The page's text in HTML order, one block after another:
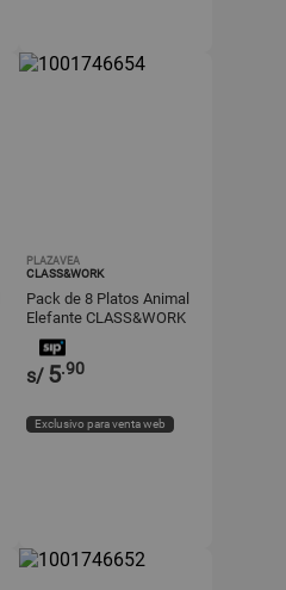
PLAZAVEA
CLASS&WORK
Pack de 8 Platos Animal
Elefante CLASS&WORK
s/ 5.90
Exclusivo para venta web